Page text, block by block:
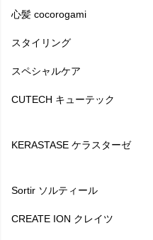
心髪 cocorogami
スタイリング
スペシャルケア
CUTECH キューテック
KERASTASE ケラスターゼ
Sortir ソルティール
CREATE ION クレイツ